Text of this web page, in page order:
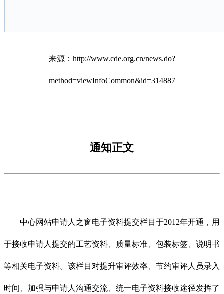
来源：http://www.cde.org.cn/news.do?
method=viewInfoCommon&id=314887
通知正文
中心网站申请人之窗电子资料提交栏目于2012年开通，用
于接收申请人提交的工艺资料、质量标准、包装标签、说明书
等相关电子资料。该栏目对提升审评效率、节约审评人员录入
时间、加强与申请人沟通交流、统一电子资料接收途径发挥了